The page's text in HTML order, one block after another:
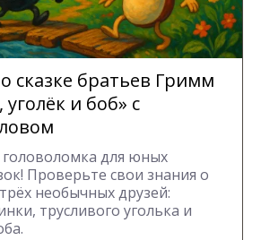
сказке братьев Гримм
и боб» с
головоломка для юных
Проверьте свои знания о
необычных друзей:
трусливого уголька и